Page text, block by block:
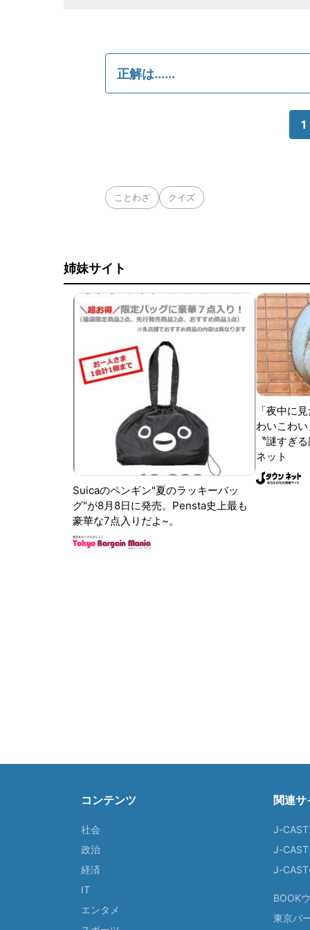
正解は......
1
ことわざ クイズ
姉妹サイト
Suicaのペンギン"夏のラッキーバッ
グ"が8月8日に発売。Pensta史上最も
豪華な7点入りだよ~。
「夜中に
わいこわ
〝謎すぎ
ネット
コンテンツ
社会
政治
経済
IT
エンタメ
関連サ
J-CAST
J-CAST
J-
BOOK
東京バ